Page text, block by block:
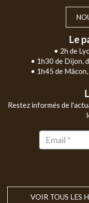
Le
• 2h de
• 1h30 de Dijon,
• 1h45 de
Restez informés de
VOIR TOUS LES